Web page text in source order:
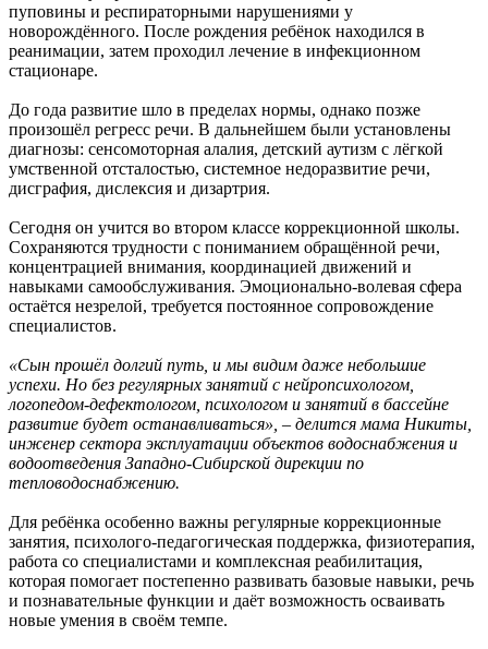
пуповины и респираторными нарушениями у
новорождённого. После рождения ребёнок находился в
реанимации, затем проходил лечение в инфекционном
стационаре.
До года развитие шло в пределах нормы, однако позже
произошёл регресс речи. В дальнейшем были установлены
диагнозы: сенсомоторная алалия, детский аутизм с лёгкой
умственной отсталостью, системное недоразвитие речи,
дисграфия, дислексия и дизартрия.
Сегодня он учится во втором классе коррекционной школы.
Сохраняются трудности с пониманием обращённой речи,
концентрацией внимания, координацией движений и
навыками самообслуживания. Эмоционально-волевая сфера
остаётся незрелой, требуется постоянное сопровождение
специалистов.
«Сын прошёл долгий путь, и мы видим даже небольшие
успехи. Но без регулярных занятий с нейропсихологом,
логопедом-дефектологом, психологом и занятий в бассейне
развитие будет останавливаться», – делится мама Никиты,
инженер сектора эксплуатации объектов водоснабжения и
водоотведения Западно-Сибирской дирекции по
тепловодоснабжению.
Для ребёнка особенно важны регулярные коррекционные
занятия, психолого-педагогическая поддержка, физиотерапия,
работа со специалистами и комплексная реабилитация,
которая помогает постепенно развивать базовые навыки, речь
и познавательные функции и даёт возможность осваивать
новые умения в своём темпе.